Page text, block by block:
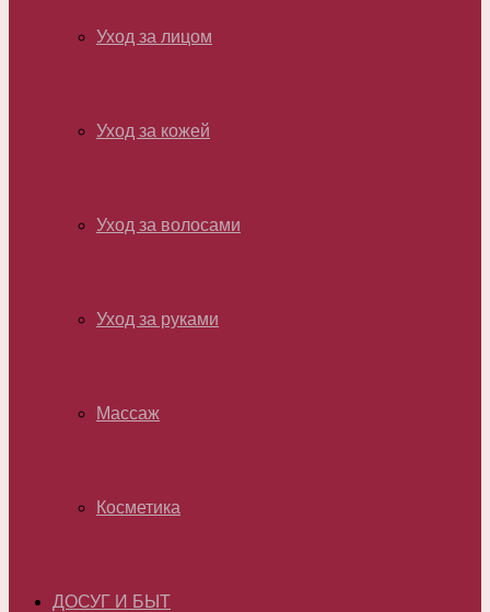
Уход за лицом
Уход за кожей
Уход за волосами
Уход за руками
Массаж
Косметика
ДОСУГ И БЫТ